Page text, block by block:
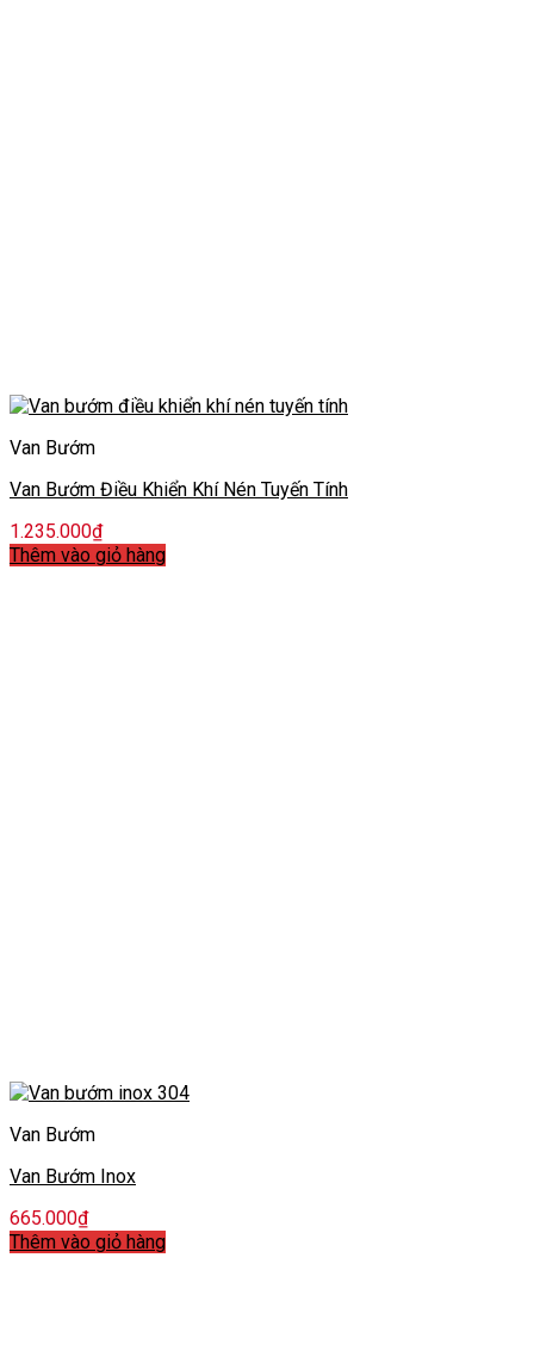
Van Bướm
Van Bướm Điều Khiển Khí Nén Tuyến Tính
1.235.000₫
Thêm vào giỏ hàng
Van Bướm
Van Bướm Inox
665.000₫
Thêm vào giỏ hàng